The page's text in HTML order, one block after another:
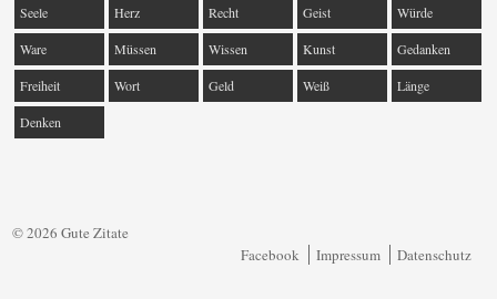
Seele Herz Recht Geist Würde
Ware Müssen Wissen Kunst Gedanken
Freiheit Wort Geld Weiß Länge
Denken
© 2026 Gute Zitate
Facebook
Impressum Datenschutz